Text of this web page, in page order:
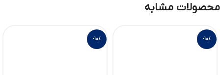
محصولات مشابه
-10%
-10%